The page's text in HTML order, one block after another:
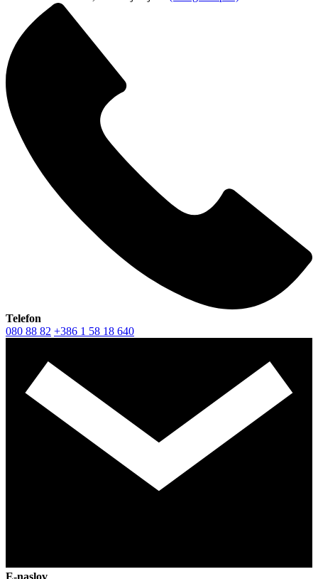
Telefon
080 88 82 +386 1 58 18 640
E-naslov